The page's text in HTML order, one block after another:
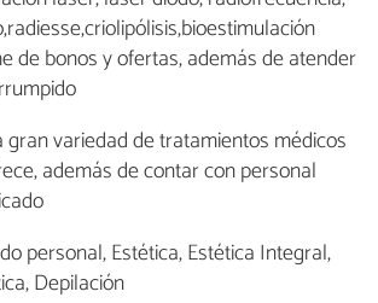
de bonos y ofertas, además de atender
gran variedad de tratamientos médicos
además de contar con personal
personal, Estética, Estética Integral,
Depilación